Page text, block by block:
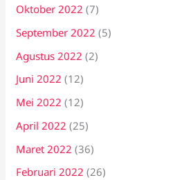
Oktober 2022 (7)
September 2022 (5)
Agustus 2022 (2)
Juni 2022 (12)
Mei 2022 (12)
April 2022 (25)
Maret 2022 (36)
Februari 2022 (26)